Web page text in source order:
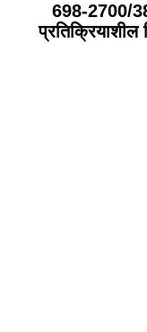
698-2700/